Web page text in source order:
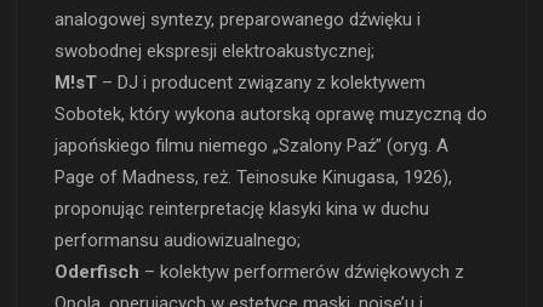
analogowej syntezy, preparowanego dźwięku i
swobodnej ekspresji elektroakustycznej;
M!sT – DJ i producent związany z kolektywem
Sobotek, który wykona autorską oprawę muzyczną do
japońskiego filmu niemego „Szalony Paź” (oryg. A
Page of Madness, reż. Teinosuke Kinugasa, 1926),
proponując reinterpretację klasyki kina w duchu
performansu audiowizualnego;
Oderfisch – kolektyw performerów dźwiękowych z